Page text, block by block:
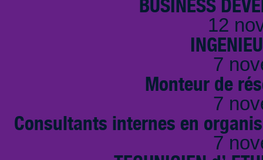
BUSINESS
12
7
Monteur de
7
Consultants internes en
7